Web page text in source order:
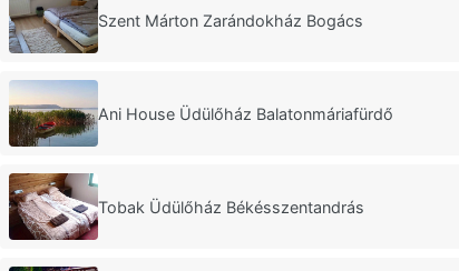
Szent Márton Zarándokház Bogács
Ani House Üdülőház Balatonmáriafürdő
Tobak Üdülőház Békésszentandrás